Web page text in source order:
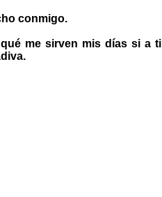
conmigo.
me sirven mis días si a ti